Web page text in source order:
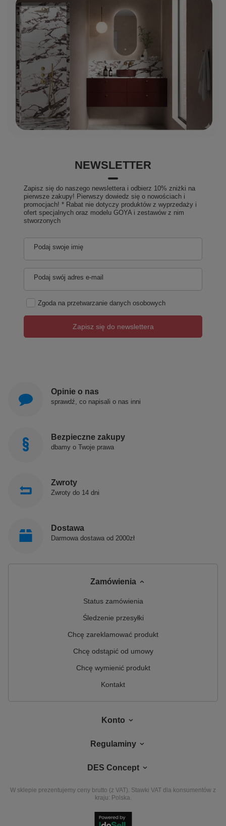
NEWSLETTER
Zapisz się do naszego newslettera i odbierz 10% zniżki na
pierwsze zakupy! Pierwszy dowiedz się o nowościach i
promocjach! * Rabat nie dotyczy produktów z wyprzedaży i
ofert specjalnych oraz modelu GOYA i zestawów z nim
stworzonych
Podaj swoje imię
Podaj swój adres e-mail
Zgoda na przetwarzanie danych osobowych
Zapisz się do newslettera
Opinie o nas
sprawdź, co napisali o nas inni
Bezpieczne zakupy
dbamy o Twoje prawa
Zwroty
Zwroty do 14 dni
Dostawa
Darmowa dostawa od 2000zł
Zamówienia
Status zamówienia
Śledzenie przesyłki
Chcę zareklamować produkt
Chcę odstąpić od umowy
Chcę wymienić produkt
Kontakt
Konto
Regulaminy
DES Concept
W sklepie prezentujemy ceny brutto (z VAT). Stawki VAT dla konsumentów z
kraju: Polska.